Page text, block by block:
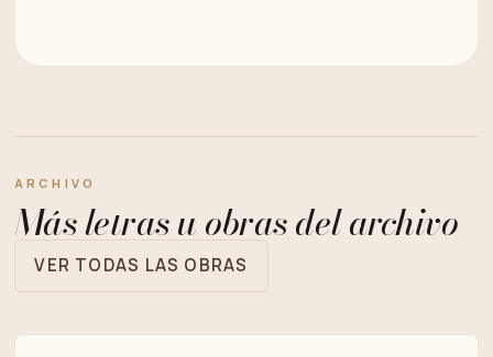
ARCHIVO
Más letras u obras del archivo
VER TODAS LAS OBRAS